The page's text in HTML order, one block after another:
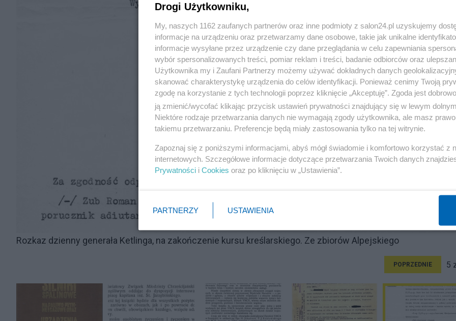
Rozkaz dzienny generała Ketlinga, na zakończenie kursu kreślarskiego. Ze zbiorów Alpejskiego
POPRZEDNIE 5
Drogi Użytkowniku,
My, naszych 1162 zaufanych partnerów oraz inne podmioty z salon24.pl uzyskujemy
informacje na urządzeniu oraz przetwarzamy dane osobowe, takie jak unikalne
informacje wysyłane przez urządzenie czy dane przeglądania w celu zapewniania
wybór spersonalizowanych treści, pomiar reklam i treści, badanie odbiorców oraz
Użytkownika my i Zaufani Partnerzy możemy używać dokładnych danych
skanować charakterystykę urządzenia do celów identyfikacji. Ponieważ cenimy Twoją
zgodę na korzystanie z tych technologii poprzez kliknięcie „Akceptuję”. Zgoda jest
ją zmienić/wycofać klikając przycisk ustawień prywatności znajdujący się w lewym
Niektóre rodzaje przetwarzania danych nie wymagają zgody użytkownika, ale masz
takiemu przetwarzaniu. Preferencje będą miały zastosowania tylko na tej witrynie.
Zapoznaj się z poniższymi informacjami, abyś mógł świadomie i komfortowo korzystać z
internetowych. Szczegółowe informacje dotyczące przetwarzania Twoich danych
Prywatności i Cookies oraz po kliknięciu w „Ustawienia”.
PARTNERZY USTAWIENIA